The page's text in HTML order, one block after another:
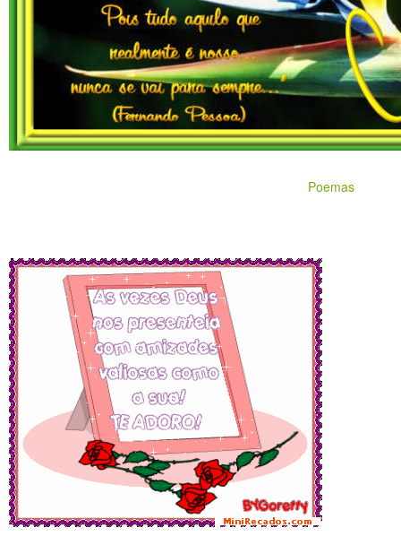
Poemas